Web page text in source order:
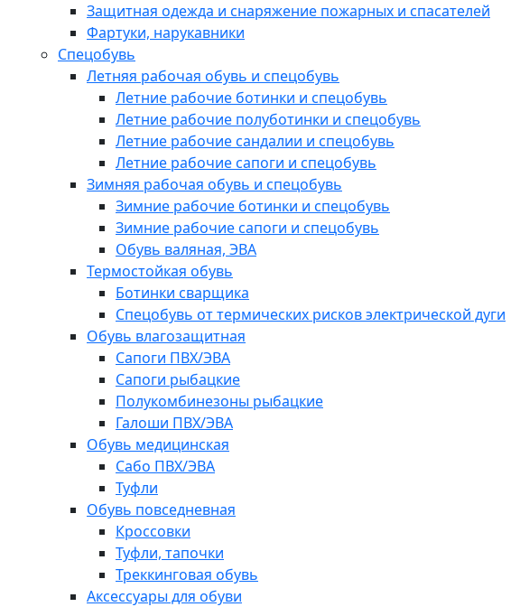
Защитная одежда и снаряжение пожарных и спасателей
Фартуки, нарукавники
Спецобувь
Летняя рабочая обувь и спецобувь
Летние рабочие ботинки и спецобувь
Летние рабочие полуботинки и спецобувь
Летние рабочие сандалии и спецобувь
Летние рабочие сапоги и спецобувь
Зимняя рабочая обувь и спецобувь
Зимние рабочие ботинки и спецобувь
Зимние рабочие сапоги и спецобувь
Обувь валяная, ЭВА
Термостойкая обувь
Ботинки сварщика
Спецобувь от термических рисков электрической дуги
Обувь влагозащитная
Сапоги ПВХ/ЭВА
Сапоги рыбацкие
Полукомбинезоны рыбацкие
Галоши ПВХ/ЭВА
Обувь медицинская
Сабо ПВХ/ЭВА
Туфли
Обувь повседневная
Кроссовки
Туфли, тапочки
Треккинговая обувь
Аксессуары для обуви